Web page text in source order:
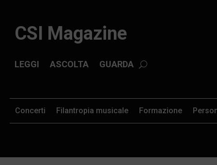
CSI Magazine
ASCOLTA GUARDA
LEGGI
Formazione
Concerti Filantropia musicale